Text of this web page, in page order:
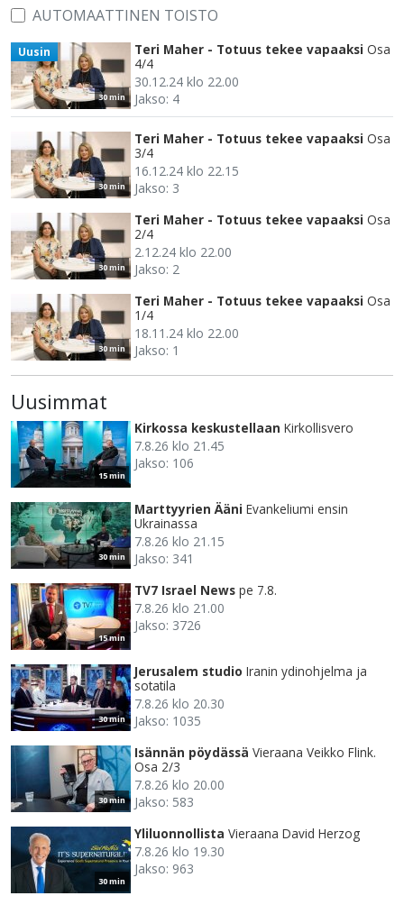
AUTOMAATTINEN TOISTO
30 min
Uusin Teri Maher - Totuus tekee vapaaksi Osa
4/4
30.12.24 klo 22.00
Jakso: 4
30 min
Teri Maher - Totuus tekee vapaaksi Osa
3/4
16.12.24 klo 22.15
Jakso: 3
30 min
Teri Maher - Totuus tekee vapaaksi Osa
2/4
2.12.24 klo 22.00
Jakso: 2
30 min
Teri Maher - Totuus tekee vapaaksi Osa
1/4
18.11.24 klo 22.00
Jakso: 1
Uusimmat
15 min
Kirkossa keskustellaan Kirkollisvero
7.8.26 klo 21.45
Jakso: 106
30 min
Marttyyrien Ääni Evankeliumi ensin
Ukrainassa
7.8.26 klo 21.15
Jakso: 341
15 min
TV7 Israel News pe 7.8.
7.8.26 klo 21.00
Jakso: 3726
30 min
Jerusalem studio Iranin ydinohjelma ja
sotatila
7.8.26 klo 20.30
Jakso: 1035
30 min
Isännän pöydässä Vieraana Veikko Flink.
Osa 2/3
7.8.26 klo 20.00
Jakso: 583
30 min
Yliluonnollista Vieraana David Herzog
7.8.26 klo 19.30
Jakso: 963